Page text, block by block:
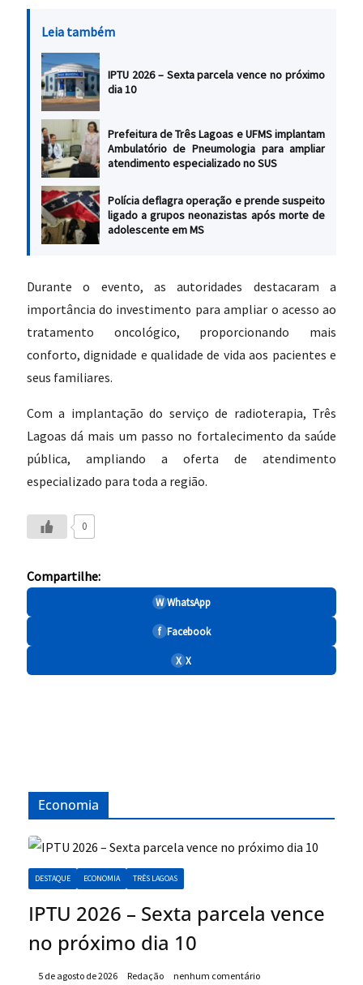
Leia também
IPTU 2026 – Sexta parcela vence no próximo
dia 10
Prefeitura de Três Lagoas e UFMS implantam
Ambulatório de Pneumologia para ampliar
atendimento especializado no SUS
Polícia deflagra operação e prende suspeito
ligado a grupos neonazistas após morte de
adolescente em MS
Durante o evento, as autoridades destacaram a
importância do investimento para ampliar o acesso ao
tratamento oncológico, proporcionando mais
conforto, dignidade e qualidade de vida aos pacientes e
seus familiares.
Com a implantação do serviço de radioterapia, Três
Lagoas dá mais um passo no fortalecimento da saúde
pública, ampliando a oferta de atendimento
especializado para toda a região.
0
Compartilhe:
W WhatsApp
f Facebook
X X
Economia
DESTAQUE ECONOMIA TRÊS LAGOAS
IPTU 2026 – Sexta parcela vence
no próximo dia 10
5 de agosto de 2026 Redação nenhum comentário